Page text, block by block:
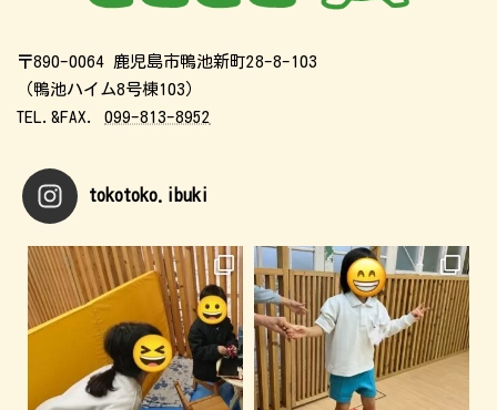
〒890-0064 鹿児島市鴨池新町28-8-103
（鴨池ハイム8号棟103）
TEL.&FAX. 099-813-8952
tokotoko.ibuki